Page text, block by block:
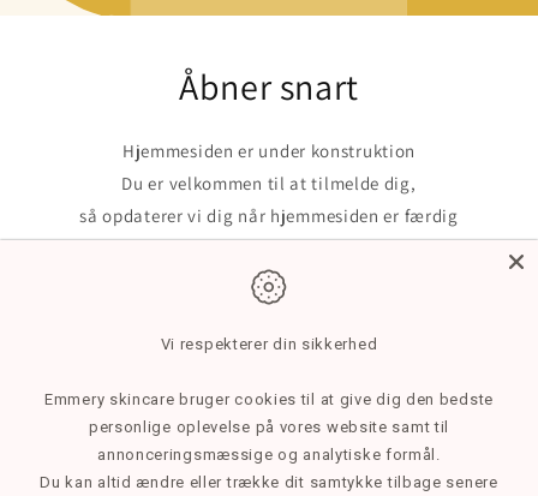
Åbner snart
Hjemmesiden er under konstruktion
Du er velkommen til at tilmelde dig,
så opdaterer vi dig når hjemmesiden er færdig
FacebookInstagram
Vi respekterer din sikkerhed
Emmery skincare bruger cookies til at give dig den bedste
personlige oplevelse på vores website samt til
annonceringsmæssige og analytiske formål.
Du kan altid ændre eller trække dit samtykke tilbage senere